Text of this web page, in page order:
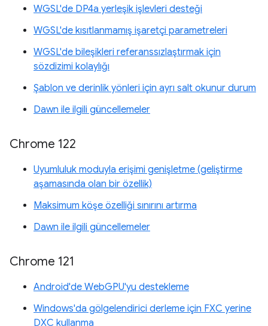
WGSL'de DP4a yerleşik işlevleri desteği
WGSL'de kısıtlanmamış işaretçi parametreleri
WGSL'de bileşikleri referanssızlaştırmak için
sözdizimi kolaylığı
Şablon ve derinlik yönleri için ayrı salt okunur durum
Dawn ile ilgili güncellemeler
Chrome 122
Uyumluluk moduyla erişimi genişletme (geliştirme
aşamasında olan bir özellik)
Maksimum köşe özelliği sınırını artırma
Dawn ile ilgili güncellemeler
Chrome 121
Android'de WebGPU'yu destekleme
Windows'da gölgelendirici derleme için FXC yerine
DXC kullanma